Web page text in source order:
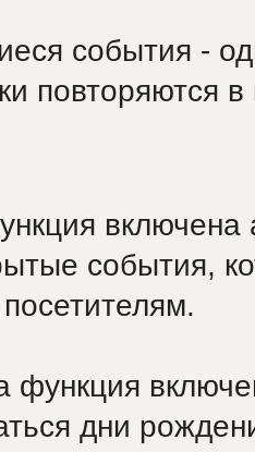
события -
повторяются
события,
функция
дни